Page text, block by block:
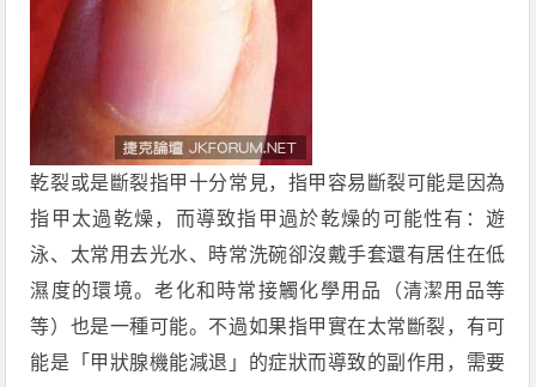
乾裂或是斷裂指甲十分常見，指甲容易斷裂可能是因為
指甲太過乾燥，而導致指甲過於乾燥的可能性有：遊
泳、太常用去光水、時常洗碗卻沒戴手套還有居住在低
濕度的環境。老化和時常接觸化學用品（清潔用品等
等）也是一種可能。不過如果指甲實在太常斷裂，有可
能是「甲狀腺機能減退」的症狀而導致的副作用，需要